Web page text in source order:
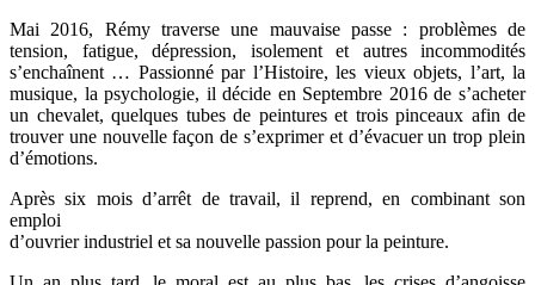
Mai 2016, Rémy traverse une mauvaise passe : problèmes de
tension, fatigue, dépression, isolement et autres incommodités
s’enchaînent … Passionné par l’Histoire, les vieux objets, l’art, la
musique, la psychologie, il décide en Septembre 2016 de s’acheter
un chevalet, quelques tubes de peintures et trois pinceaux afin de
trouver une nouvelle façon de s’exprimer et d’évacuer un trop plein
d’émotions.
Après six mois d’arrêt de travail, il reprend, en combinant son
emploi
d’ouvrier industriel et sa nouvelle passion pour la peinture.